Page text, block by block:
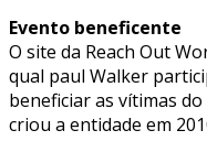
Evento beneficente
O site da Reach Out
qual paul Walker
beneficiar as vítimas
criou a entidade em